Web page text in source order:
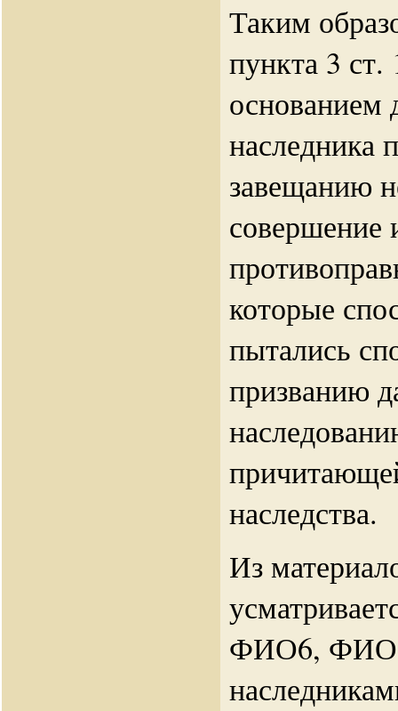
Таким
пункта 3
основанием
наследника
завещанию
которые
пытались
призванию
наследства.
Из
ФИО6,